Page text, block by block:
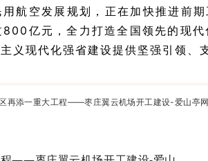
航空发展规划，正在加快推进前
亿元，全力打造全国领先的现代
义现代化强省建设提供坚强引领、